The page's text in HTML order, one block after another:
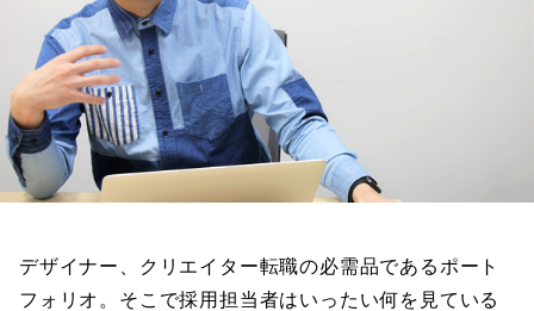
デザイナー、クリエイター転職の必需品であるポート
フォリオ。そこで採用担当者はいったい何を見ている